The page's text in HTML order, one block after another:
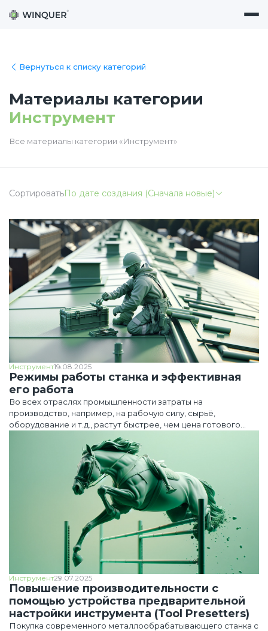
Вернуться к списку категорий
Материалы категории
Инструмент
Все материалы категории «Инструмент»
СортироватьПо дате создания (Сначала новые)
Инструмент19.08.2025
Режимы работы станка и эффективная
его работа
Во всех отраслях промышленности затраты на
производство, например, на рабочую силу, сырьё,
оборудование и т.д., растут быстрее, чем цена готового
изделия на рынке. Чтобы преодолеть это отставание,
необходимо постоянно повышать эффективность и
производительность.
Инструмент29.07.2025
Повышение производительности с
помощью устройства предварительной
настройки инструмента (Tool Presetters)
Покупка современного металлообрабатывающего станка с